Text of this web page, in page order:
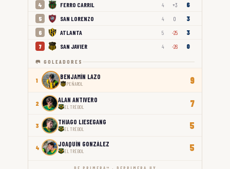
4 FERRO CARRIL 4 +3 6
5 SAN LORENZO 4 0 3
6 ATLANTA 5 -25 3
7 SAN JAVIER 4 -26 0
🥅 GOLEADORES
1 BENJAMÍN LAZO
PEÑAROL 9
2 ALAN ANTIVERO
EL TRÉBOL 7
3 THIAGO LIESEGANG
EL TRÉBOL 5
4 JOAQUÍN GONZÁLEZ
EL TRÉBOL 5